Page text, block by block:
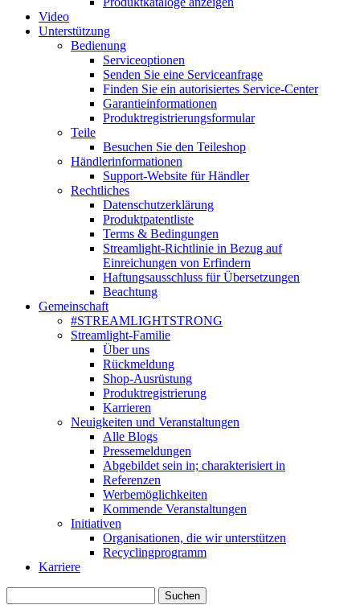
Video
Unterstützung
Bedienung
Serviceoptionen
Senden Sie eine Serviceanfrage
Finden Sie ein autorisiertes Service-Center
Garantieinformationen
Produktregistrierungsformular
Teile
Besuchen Sie den Teileshop
Händlerinformationen
Support-Website für Händler
Rechtliches
Datenschutzerklärung
Produktpatentliste
Terms & Bedingungen
Streamlight-Richtlinie in Bezug auf
Einreichungen von Erfindern
Haftungsausschluss für Übersetzungen
Beachtung
Gemeinschaft
#STREAMLIGHTSTRONG
Streamlight-Familie
Über uns
Rückmeldung
Shop-Ausrüstung
Produktregistrierung
Karrieren
Neuigkeiten und Veranstaltungen
Alle Blogs
Pressemeldungen
Abgebildet sein in; charakterisiert in
Referenzen
Werbemöglichkeiten
Kommende Veranstaltungen
Initiativen
Organisationen, die wir unterstützen
Recyclingprogramm
Karriere